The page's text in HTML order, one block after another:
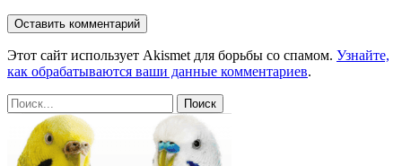
Этот сайт использует Akismet для борьбы со спамом. Узнайте,
как обрабатываются ваши данные комментариев.